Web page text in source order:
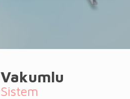
Vakumlu
Sistem